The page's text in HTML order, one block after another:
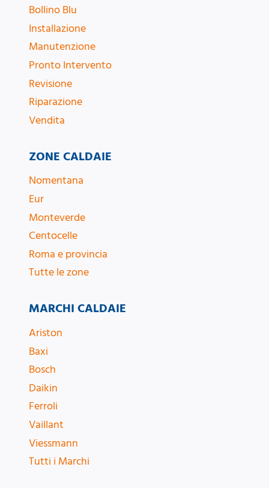
Bollino Blu
Installazione
Manutenzione
Pronto Intervento
Revisione
Riparazione
Vendita
ZONE CALDAIE
Nomentana
Eur
Monteverde
Centocelle
Roma e provincia
Tutte le zone
MARCHI CALDAIE
Ariston
Baxi
Bosch
Daikin
Ferroli
Vaillant
Viessmann
Tutti i Marchi